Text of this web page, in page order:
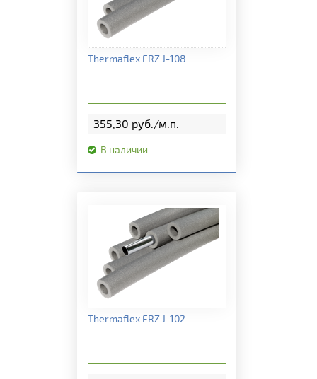
Подробная информация
Thermaflex FRZ J-108
355,30 руб./м.п.
В наличии
Подробная информация
Thermaflex FRZ J-102